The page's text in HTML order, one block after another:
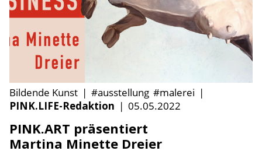
Bildende Kunst | #ausstellung #malerei |
PINK.LIFE-Redaktion | 05.05.2022
PINK.ART präsentiert
Martina Minette Dreier